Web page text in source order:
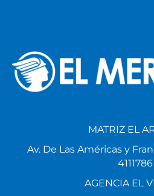
MATRIZ EL
Av. De Las Américas y
4111786
AGENCIA EL